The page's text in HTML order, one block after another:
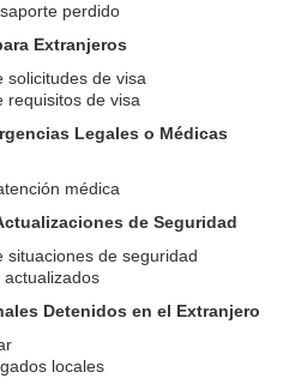
perdido
Extranjeros
solicitudes de visa
requisitos de visa
Legales o Médicas
médica
de Seguridad
situaciones de seguridad
Detenidos en el Extranjero
locales